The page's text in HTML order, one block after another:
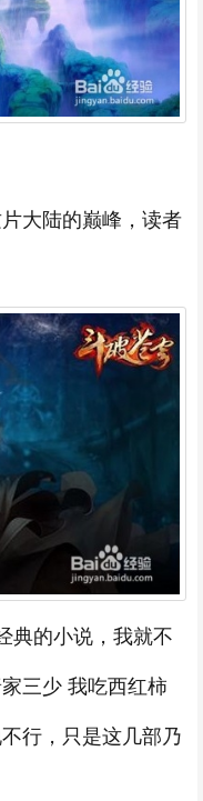
大陆的巅峰，读者
典的小说，我就不
三少 我吃西红柿
行，只是这几部乃